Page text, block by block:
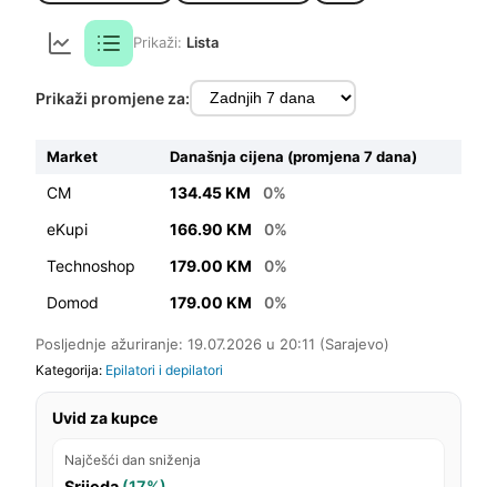
Prikaži: Lista
Prikaži promjene za:
Market Današnja cijena (promjena 7 dana)
CM 134.45 KM
0%
eKupi
166.90 KM
0%
Technoshop
179.00 KM
0%
Domod
179.00 KM 0%
Posljednje ažuriranje: 19.07.2026 u 20:11 (Sarajevo)
Kategorija: Epilatori i depilatori
Uvid za kupce
Najčešći dan sniženja